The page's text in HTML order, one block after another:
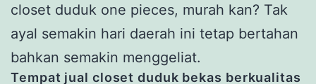
closet duduk one pieces, murah kan? Tak
ayal semakin hari daerah ini tetap bertahan
bahkan semakin menggeliat.
Tempat jual closet duduk bekas berkualitas